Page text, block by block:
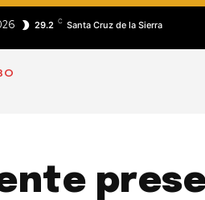
29.2 C Santa Cruz de la Sierra